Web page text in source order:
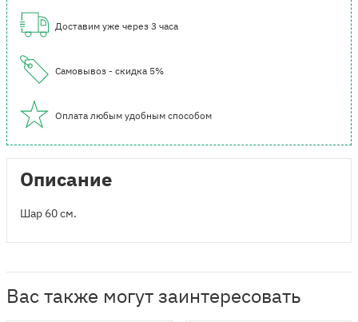
Доставим уже через 3 часа
Самовывоз - скидка 5%
Оплата любым удобным способом
Описание
Шар 60 см.
Вас также могут заинтересовать